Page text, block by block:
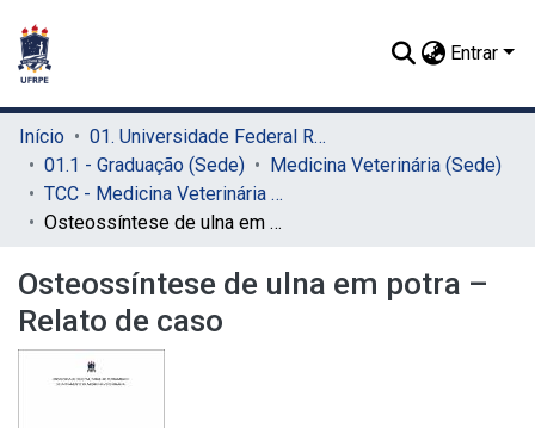
Entrar
Início
01. Universidade Federal Rural de Pernambuco - UFRPE (Sede)
01.1 - Graduação (Sede)
Medicina Veterinária (Sede)
TCC - Medicina Veterinária (Sede)
Osteossíntese de ulna em potra – Relato de caso
Osteossíntese de ulna em potra –
Relato de caso